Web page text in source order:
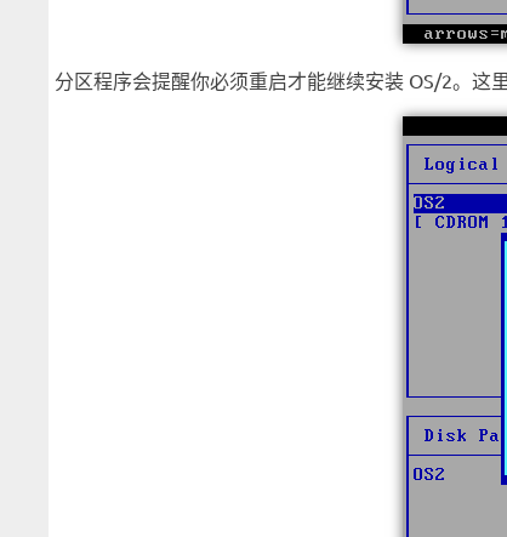
分区程序会提醒你必须重启才能继续安装 OS/2。这